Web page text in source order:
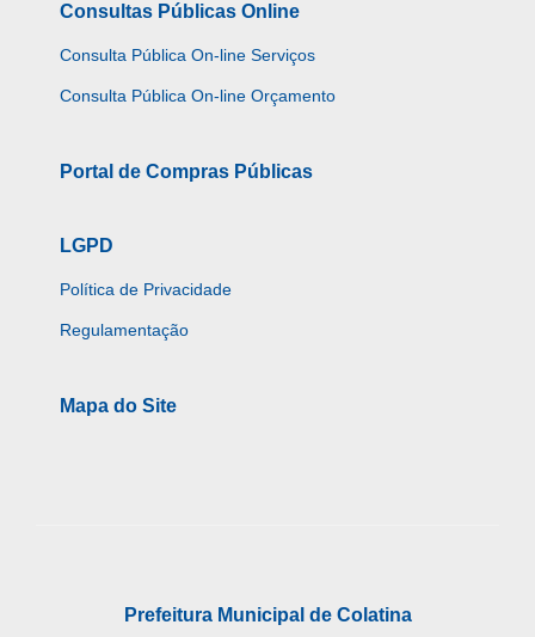
Consultas Públicas Online
Consulta Pública On-line Serviços
Consulta Pública On-line Orçamento
Portal de Compras Públicas
LGPD
Política de Privacidade
Regulamentação
Mapa do Site
Prefeitura Municipal de Colatina